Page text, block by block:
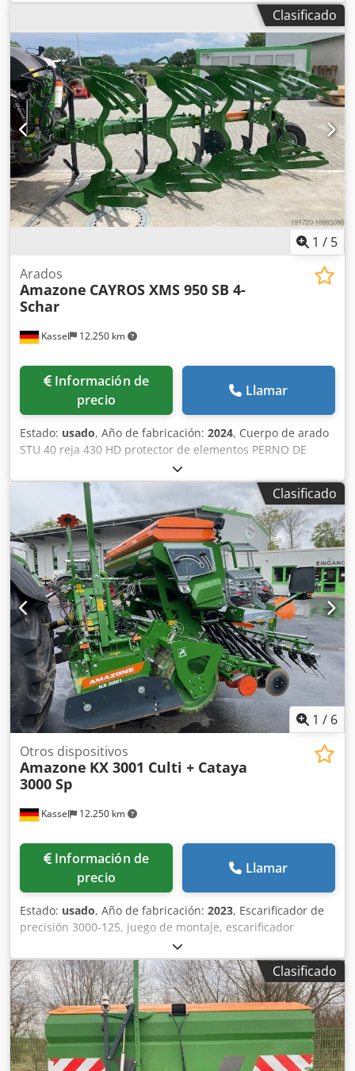
Clasificado
1 / 5
Kassel 12.250 km
Arados
Amazone CAYROS XMS 950 SB 4-
Schar
Información de
precio
Llamar
Estado: usado, Año de fabricación: 2024, Cuerpo de arado
STU 40 reja 430 HD protector de elementos PERNO DE
SEGURIDAD / Dcodpfxsuhnlme Aigok
Clasificado
1 / 6
Kassel 12.250 km
Otros dispositivos
Amazone KX 3001 Culti + Cataya
3000 Sp
Información de
precio
Llamar
Estado: usado, Año de fabricación: 2023, Escarificador de
precisión 3000-125, juego de montaje, escarificador
ajustable. Marcador de surcos adicional / electrónico 3000
AmaDrill 2 para Cataya. Sensor de radar / internacional.
Sensor analógico de posición de trabajo. Conmutación
electrónica de rodadas / válvula de control y rodado
hidráulico. Dcodjtgpggopfx Aigjk
Clasificado